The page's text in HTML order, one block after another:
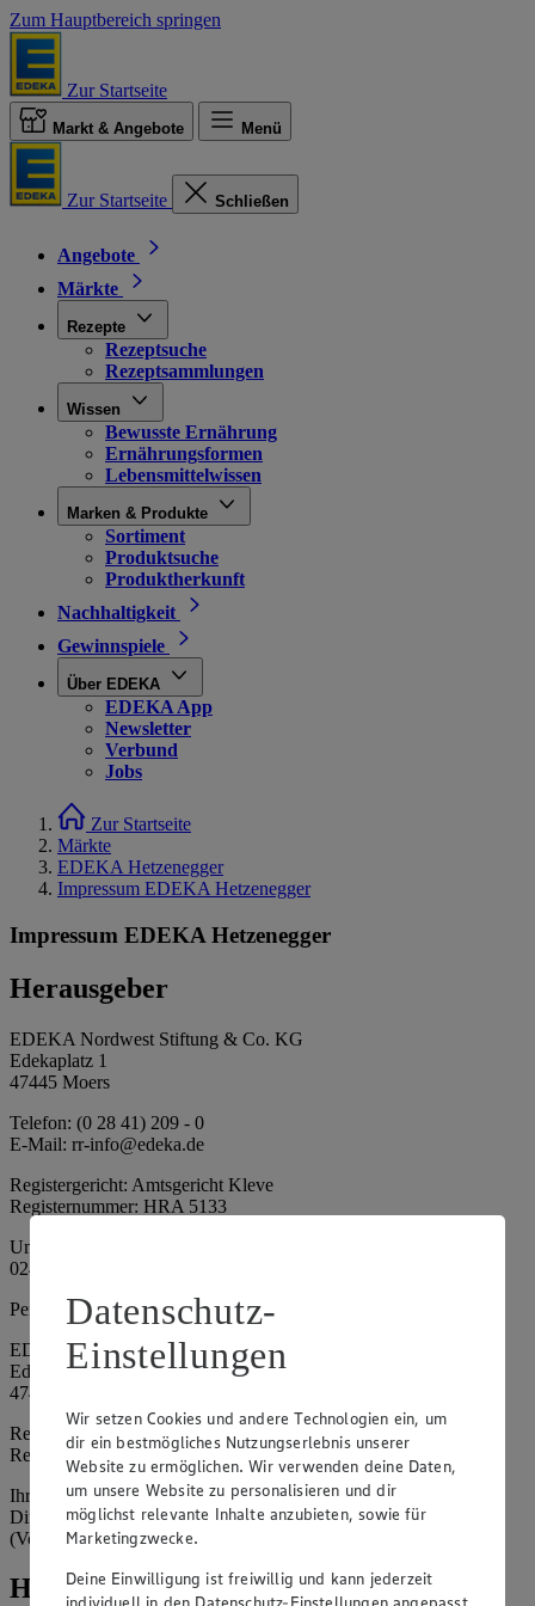
Zum Hauptbereich springen
Zur Startseite
Markt & Angebote Menü
Zur Startseite Schließen
Angebote
Märkte
Rezepte
Rezeptsuche
Rezeptsammlungen
Wissen
Bewusste Ernährung
Ernährungsformen
Lebensmittelwissen
Marken & Produkte
Sortiment
Produktsuche
Produktherkunft
Nachhaltigkeit
Gewinnspiele
Über EDEKA
EDEKA App
Newsletter
Verbund
Jobs
Zur Startseite
Märkte
EDEKA Hetzenegger
Impressum EDEKA Hetzenegger
Impressum EDEKA Hetzenegger
Herausgeber
EDEKA Nordwest Stiftung & Co. KG
Edekaplatz 1
47445 Moers
Telefon: (0 28 41) 209 - 0
E-Mail: rr-info@edeka.de
Registergericht: Amtsgericht Kleve
Registernummer: HRA 5133
Umsatzsteuer-Identifikationsnummer gem. § 27a UStG: DE 335
024 695
Persönlich haftende Gesellschafterin:
EDEKA Nordwest Handelsstiftung e. K.
Edekaplatz 1
47445 Moers
Registergericht: Amtsgericht Kleve
Registernummer: HRA 5132
Ihrerseits vertreten durch: Frank Breuer (Vorstandsvorsitzender),
Dirk Neuhaus (Vorstandsvorsitzender), Peter Wagener
(Vorstandsvorsitzender)
Hinweise
Datenschutz-
Einstellungen
Wir setzen Cookies und andere Technologien ein, um
dir ein bestmögliches Nutzungserlebnis unserer
Website zu ermöglichen. Wir verwenden deine Daten,
um unsere Website zu personalisieren und dir
möglichst relevante Inhalte anzubieten, sowie für
Marketingzwecke.
Deine Einwilligung ist freiwillig und kann jederzeit